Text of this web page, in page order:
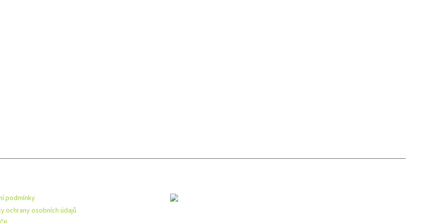
podmínky
ochrany osobních údajů